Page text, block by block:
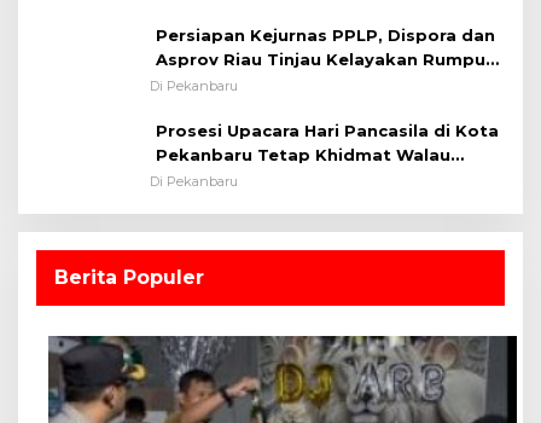
Persiapan Kejurnas PPLP, Dispora dan
Asprov Riau Tinjau Kelayakan Rumput
Lapangan Sepakbola
Di Pekanbaru
Prosesi Upacara Hari Pancasila di Kota
Pekanbaru Tetap Khidmat Walau
Dalam Ruangan
Di Pekanbaru
Berita Populer